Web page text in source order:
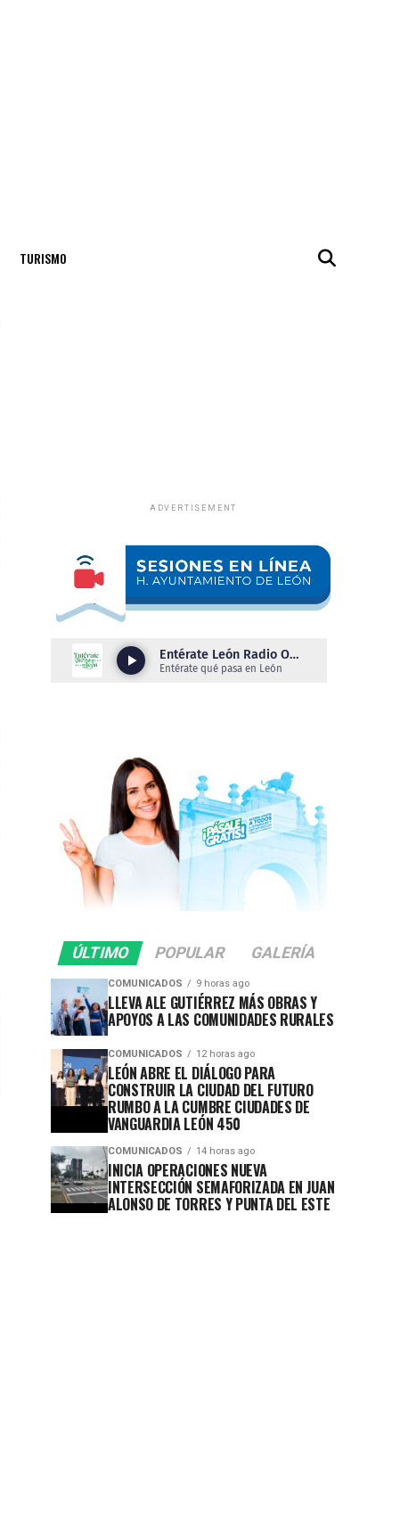
TURISMO
ADVERTISEMENT
ÚLTIMO POPULAR GALERÍA
COMUNICADOS 9 horas ago
LLEVA ALE GUTIÉRREZ MÁS OBRAS Y
APOYOS A LAS COMUNIDADES RURALES
COMUNICADOS 12 horas ago
LEÓN ABRE EL DIÁLOGO PARA
CONSTRUIR LA CIUDAD DEL FUTURO
RUMBO A LA CUMBRE CIUDADES DE
VANGUARDIA LEÓN 450
COMUNICADOS 14 horas ago
INICIA OPERACIONES NUEVA
INTERSECCIÓN SEMAFORIZADA EN JUAN
ALONSO DE TORRES Y PUNTA DEL ESTE